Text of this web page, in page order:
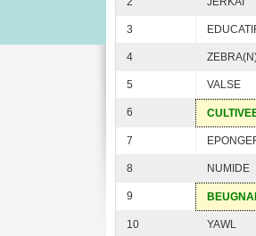
3
4
5 VALSE
6
7
8 NUMIDE
9
10 YAWL